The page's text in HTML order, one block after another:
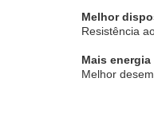
Melhor
Resistência
Mais
Melhor